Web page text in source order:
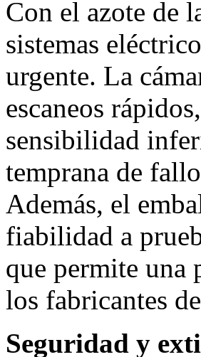
Con el azote de
sistemas
urgente. La
escaneos
sensibilidad
temprana de
Además, el
fiabilidad a
que permite una
los fabricantes
Seguridad y